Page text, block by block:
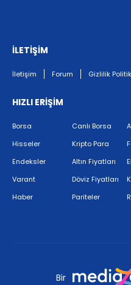
İLETİŞİM
İletişim Forum Gizlilik
HIZLI ERİŞİM
Borsa
Hisseler
Endeksler
Varant
Haber
Canlı Borsa
Kripto Para
Altın Fiyatları
Döviz Fiyatları
Pariteler
Bir